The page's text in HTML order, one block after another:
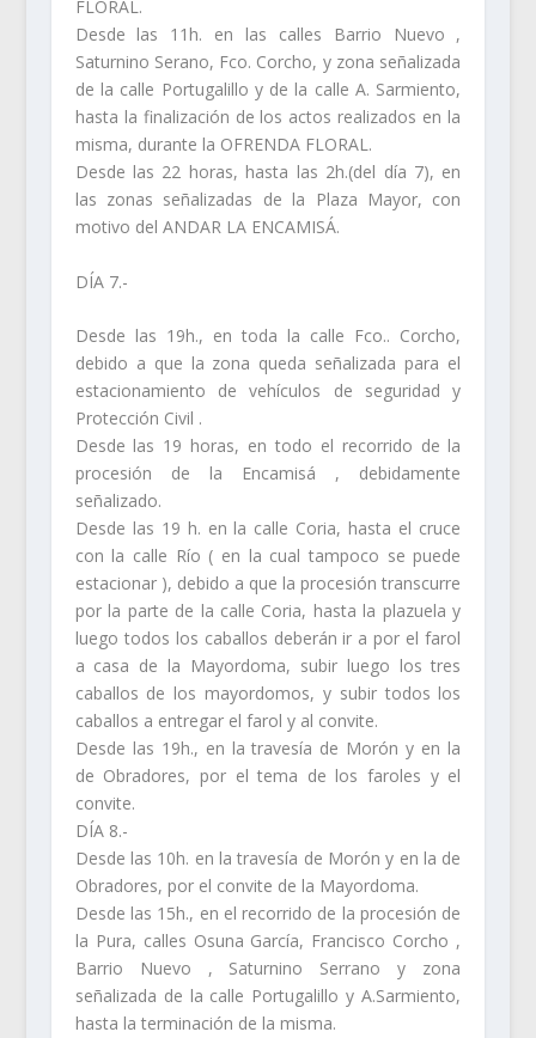
FLORAL.
Desde las 11h. en las calles Barrio Nuevo ,
Saturnino Serano, Fco. Corcho, y zona señalizada
de la calle Portugalillo y de la calle A. Sarmiento,
hasta la finalización de los actos realizados en la
misma, durante la OFRENDA FLORAL.
Desde las 22 horas, hasta las 2h.(del día 7), en
las zonas señalizadas de la Plaza Mayor, con
motivo del ANDAR LA ENCAMISÁ.
DÍA 7.-
Desde las 19h., en toda la calle Fco.. Corcho,
debido a que la zona queda señalizada para el
estacionamiento de vehículos de seguridad y
Protección Civil .
Desde las 19 horas, en todo el recorrido de la
procesión de la Encamisá , debidamente
señalizado.
Desde las 19 h. en la calle Coria, hasta el cruce
con la calle Río ( en la cual tampoco se puede
estacionar ), debido a que la procesión transcurre
por la parte de la calle Coria, hasta la plazuela y
luego todos los caballos deberán ir a por el farol
a casa de la Mayordoma, subir luego los tres
caballos de los mayordomos, y subir todos los
caballos a entregar el farol y al convite.
Desde las 19h., en la travesía de Morón y en la
de Obradores, por el tema de los faroles y el
convite.
DÍA 8.-
Desde las 10h. en la travesía de Morón y en la de
Obradores, por el convite de la Mayordoma.
Desde las 15h., en el recorrido de la procesión de
la Pura, calles Osuna García, Francisco Corcho ,
Barrio Nuevo , Saturnino Serrano y zona
señalizada de la calle Portugalillo y A.Sarmiento,
hasta la terminación de la misma.